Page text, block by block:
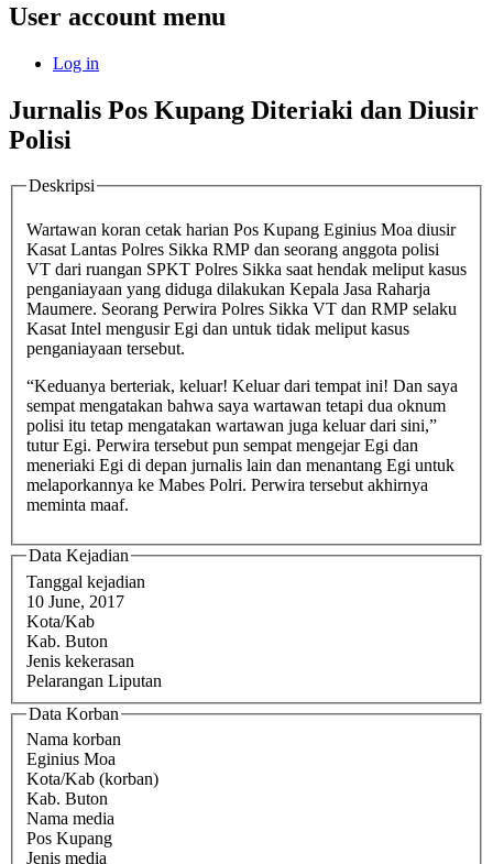
User account menu
Log in
Jurnalis Pos Kupang Diteriaki dan Diusir
Polisi
Deskripsi
Wartawan koran cetak harian Pos Kupang Eginius Moa diusir
Kasat Lantas Polres Sikka RMP dan seorang anggota polisi
VT dari ruangan SPKT Polres Sikka saat hendak meliput kasus
penganiayaan yang diduga dilakukan Kepala Jasa Raharja
Maumere. Seorang Perwira Polres Sikka VT dan RMP selaku
Kasat Intel mengusir Egi dan untuk tidak meliput kasus
penganiayaan tersebut.
“Keduanya berteriak, keluar! Keluar dari tempat ini! Dan saya
sempat mengatakan bahwa saya wartawan tetapi dua oknum
polisi itu tetap mengatakan wartawan juga keluar dari sini,”
tutur Egi. Perwira tersebut pun sempat mengejar Egi dan
meneriaki Egi di depan jurnalis lain dan menantang Egi untuk
melaporkannya ke Mabes Polri. Perwira tersebut akhirnya
meminta maaf.
Data Kejadian
Tanggal kejadian
10 June, 2017
Kota/Kab
Kab. Buton
Jenis kekerasan
Pelarangan Liputan
Data Korban
Nama korban
Eginius Moa
Kota/Kab (korban)
Kab. Buton
Nama media
Pos Kupang
Jenis media